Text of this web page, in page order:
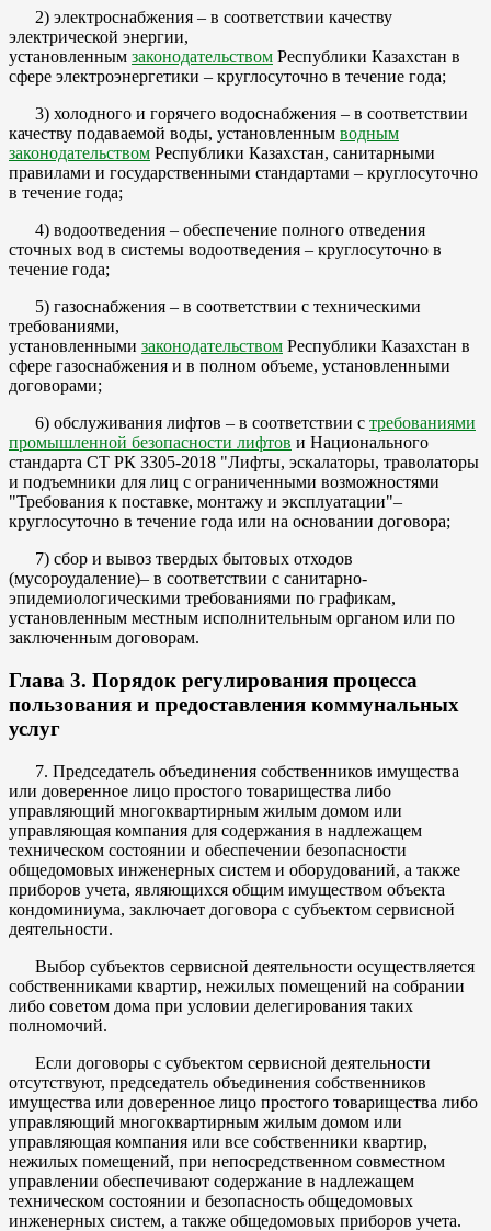
2) электроснабжения – в соответствии качеству
электрической энергии,
установленным законодательством Республики Казахстан в
сфере электроэнергетики – круглосуточно в течение года;
3) холодного и горячего водоснабжения – в соответствии
качеству подаваемой воды, установленным водным
законодательством Республики Казахстан, санитарными
правилами и государственными стандартами – круглосуточно
в течение года;
4) водоотведения – обеспечение полного отведения
сточных вод в системы водоотведения – круглосуточно в
течение года;
5) газоснабжения – в соответствии с техническими
требованиями,
установленными законодательством Республики Казахстан в
сфере газоснабжения и в полном объеме, установленными
договорами;
6) обслуживания лифтов – в соответствии с требованиями
промышленной безопасности лифтов и Национального
стандарта СТ РК 3305-2018 "Лифты, эскалаторы, траволаторы
и подъемники для лиц с ограниченными возможностями
"Требования к поставке, монтажу и эксплуатации"–
круглосуточно в течение года или на основании договора;
7) сбор и вывоз твердых бытовых отходов
(мусороудаление)– в соответствии с санитарно-
эпидемиологическими требованиями по графикам,
установленным местным исполнительным органом или по
заключенным договорам.
Глава 3. Порядок регулирования процесса
пользования и предоставления коммунальных
услуг
7. Председатель объединения собственников имущества
или доверенное лицо простого товарищества либо
управляющий многоквартирным жилым домом или
управляющая компания для содержания в надлежащем
техническом состоянии и обеспечении безопасности
общедомовых инженерных систем и оборудований, а также
приборов учета, являющихся общим имуществом объекта
кондоминиума, заключает договора с субъектом сервисной
деятельности.
Выбор субъектов сервисной деятельности осуществляется
собственниками квартир, нежилых помещений на собрании
либо советом дома при условии делегирования таких
полномочий.
Если договоры с субъектом сервисной деятельности
отсутствуют, председатель объединения собственников
имущества или доверенное лицо простого товарищества либо
управляющий многоквартирным жилым домом или
управляющая компания или все собственники квартир,
нежилых помещений, при непосредственном совместном
управлении обеспечивают содержание в надлежащем
техническом состоянии и безопасность общедомовых
инженерных систем, а также общедомовых приборов учета.